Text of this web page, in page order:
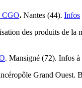
CGO. Nantes (44). Infos
des produits de la
. Mansigné (72). Infos
Grand Ouest.